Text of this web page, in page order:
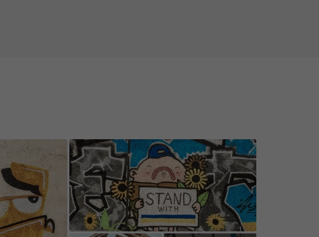
visible in certain weather conditions (rain, snow,
updated in collaboration with you, the players, so
new content or reports changes to